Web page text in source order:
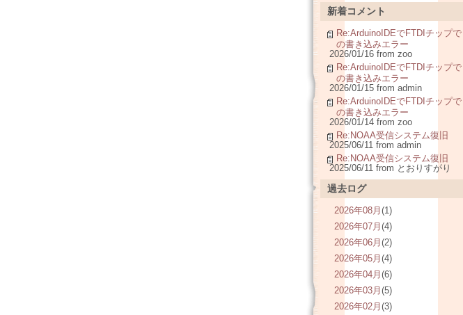
新着コメント
Re:ArduinoIDEでFTDIチップで
の書き込みエラー
2026/01/16 from zoo
Re:ArduinoIDEでFTDIチップで
の書き込みエラー
2026/01/15 from admin
Re:ArduinoIDEでFTDIチップで
の書き込みエラー
2026/01/14 from zoo
Re:NOAA受信システム復旧
2025/06/11 from admin
Re:NOAA受信システム復旧
2025/06/11 from とおりすがり
過去ログ
2026年08月 (1)
2026年07月 (4)
2026年06月 (2)
2026年05月 (4)
2026年04月 (6)
2026年03月 (5)
2026年02月 (3)